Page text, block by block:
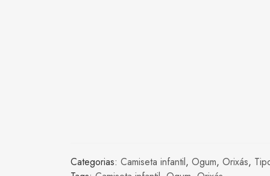
Categorias: Camiseta infantil, Ogum, Orixás,